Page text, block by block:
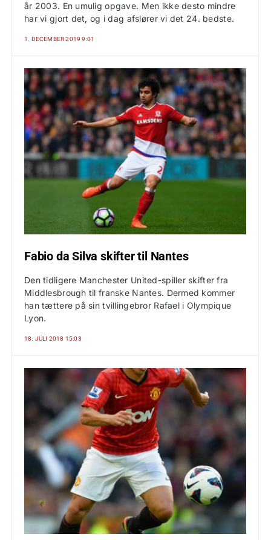
år 2003. En umulig opgave. Men ikke desto mindre
har vi gjort det, og i dag afslører vi det 24. bedste.
1. DECEMBER 2019 9:01
Fabio da Silva skifter til Nantes
Den tidligere Manchester United-spiller skifter fra
Middlesbrough til franske Nantes. Dermed kommer
han tættere på sin tvillingebror Rafael i Olympique
Lyon.
18. JULI 2018 15:03